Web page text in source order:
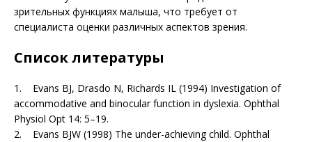
зрительных функциях малыша, что требует от
специалиста оценки различных аспектов зрения.
Список литературы
1. Evans BJ, Drasdo N, Richards IL (1994) Investigation of
accommodative and binocular function in dyslexia. Ophthal
Physiol Opt 14: 5–19.
2. Evans BJW (1998) The under-achieving child. Ophthal